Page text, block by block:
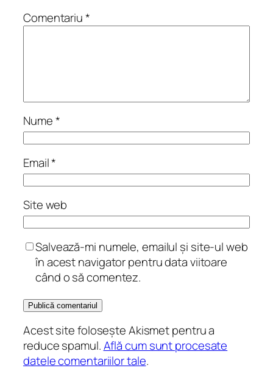
Comentariu*
Nume*
Email*
Site web
Salvează-mi numele, emailul și site-ul web
în acest navigator pentru data viitoare
când o să comentez.
Acest site folosește Akismet pentru a
reduce spamul.Află cum sunt procesate
datele comentariilor tale.